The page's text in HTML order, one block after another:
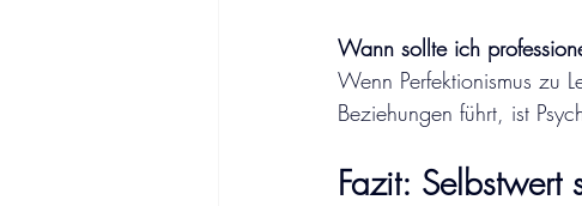
Wann sollte ich
Wenn Perfektionismus zu
Beziehungen führt, ist
Fazit: Selbstwert